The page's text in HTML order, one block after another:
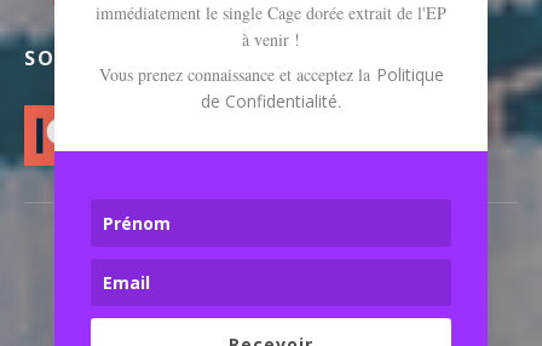
SOUTENEZ-MOI SUR PATREON
Boutons des médias sociaux
Facebook
Instagram
Youtube
TwitterSoundcloud
Bandcamp
Spotify
POWERED BY AUDIOTHEME
immédiatement le single Cage dorée extrait de l'EP
à venir !
Vous prenez connaissance et acceptez la Politique
de Confidentialité.